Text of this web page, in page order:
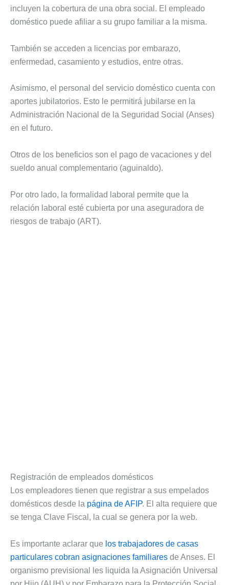
incluyen la cobertura de una obra social. El empleado
doméstico puede afiliar a su grupo familiar a la misma.
También se acceden a licencias por embarazo,
enfermedad, casamiento y estudios, entre otras.
Asimismo, el personal del servicio doméstico cuenta con
aportes jubilatorios. Esto le permitirá jubilarse en la
Administración Nacional de la Seguridad Social (Anses)
en el futuro.
Otros de los beneficios son el pago de vacaciones y del
sueldo anual complementario (aguinaldo).
Por otro lado, la formalidad laboral permite que la
relación laboral esté cubierta por una aseguradora de
riesgos de trabajo (ART).
Registración de empleados domésticos
Los empleadores tienen que registrar a sus empelados
domésticos desde la página de AFIP. El alta requiere que
se tenga Clave Fiscal, la cual se genera por la web.
Es importante aclarar que los trabajadores de casas
particulares cobran asignaciones familiares de Anses. El
organismo previsional les liquida la Asignación Universal